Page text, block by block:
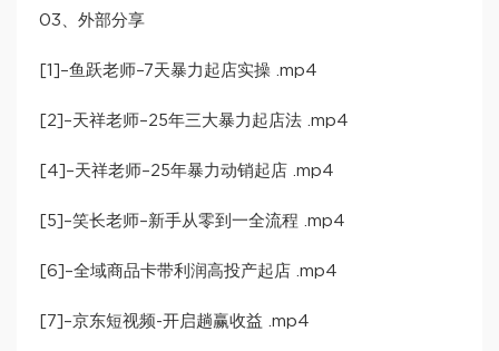
03、外部分享
[1]–鱼跃老师–7天暴力起店实操 .mp4
[2]–天祥老师–25年三大暴力起店法 .mp4
[4]–天祥老师–25年暴力动销起店 .mp4
[5]–笑长老师–新手从零到一全流程 .mp4
[6]–全域商品卡带利润高投产起店 .mp4
[7]–京东短视频-开启趟赢收益 .mp4